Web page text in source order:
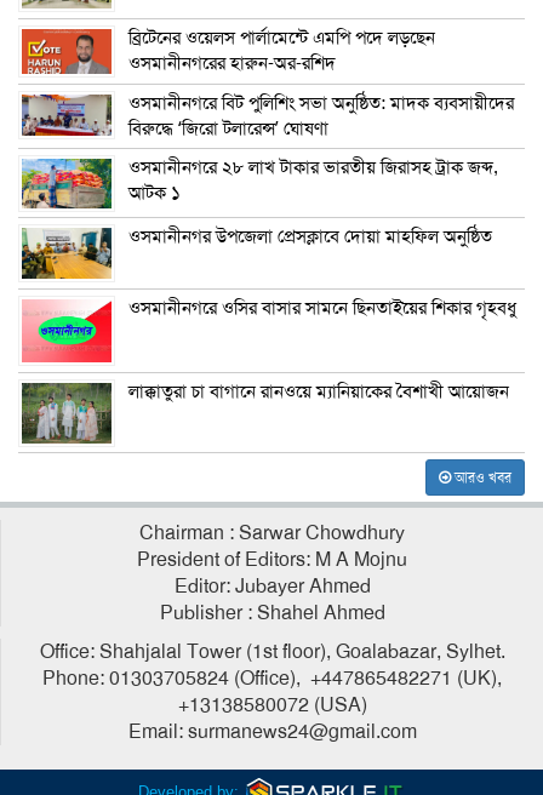
ব্রিটেনের ওয়েলস পার্লামেন্টে এমপি পদে লড়ছেন
ওসমানীনগরের হারুন-অর-রশিদ
ওসমানীনগরে বিট পুলিশিং সভা অনুষ্ঠিত: মাদক ব্যবসায়ীদের
বিরুদ্ধে ‘জিরো টলারেন্স’ ঘোষণা
ওসমানীনগরে ২৮ লাখ টাকার ভারতীয় জিরাসহ ট্রাক জব্দ,
আটক ১
ওসমানীনগর উপজেলা প্রেসক্লাবে দোয়া মাহফিল অনুষ্ঠিত
ওসমানীনগরে ওসির বাসার সামনে ছিনতাইয়ের শিকার গৃহবধু
লাক্কাতুরা চা বাগানে রানওয়ে ম্যানিয়াকের বৈশাখী আয়োজন
আরও খবর
Chairman : Sarwar Chowdhury
President of Editors: M A Mojnu
Editor: Jubayer Ahmed
Publisher : Shahel Ahmed
Office: Shahjalal Tower (1st floor), Goalabazar, Sylhet.
Phone: 01303705824 (Office), +447865482271 (UK),
+13138580072 (USA)
Email: surmanews24@gmail.com